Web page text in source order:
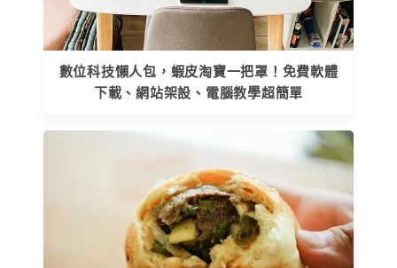
數位科技懶人包，蝦皮淘寶一把罩！免費軟體
下載、網站架設、電腦教學超簡單